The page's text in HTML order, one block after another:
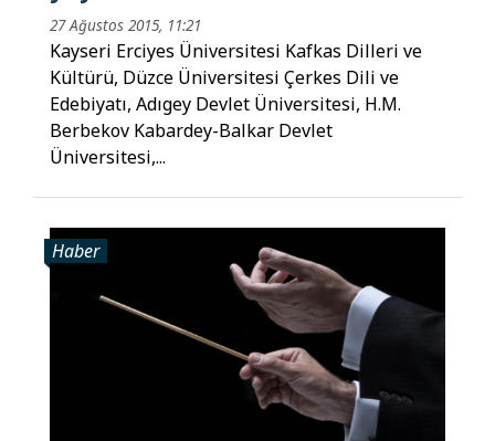
27 Ağustos 2015, 11:21
Kayseri Erciyes Üniversitesi Kafkas Dilleri ve
Kültürü, Düzce Üniversitesi Çerkes Dili ve
Edebiyatı, Adıgey Devlet Üniversitesi, H.M.
Berbekov Kabardey-Balkar Devlet
Üniversitesi,...
Haber